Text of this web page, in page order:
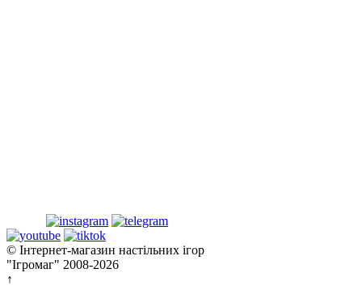
© Інтернет-магазин настільних ігор
"Ігромаг" 2008-2026
↑